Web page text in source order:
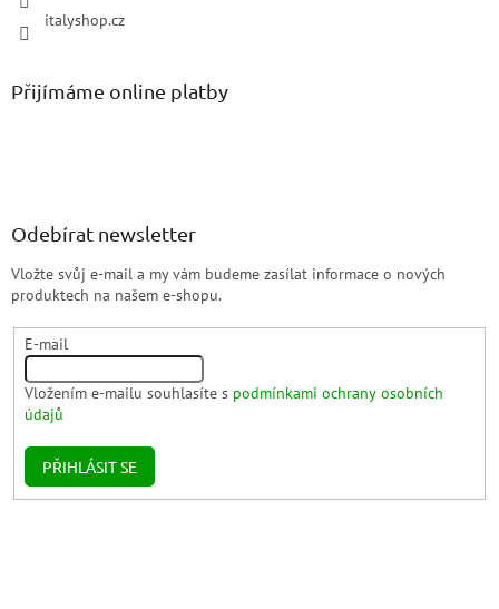
italyshop.cz
Přijímáme online platby
Odebírat newsletter
Vložte svůj e-mail a my vám budeme zasílat informace o nových
produktech na našem e-shopu.
E-mail
Vložením e-mailu souhlasíte s podmínkami ochrany osobních
údajů
PŘIHLÁSIT SE